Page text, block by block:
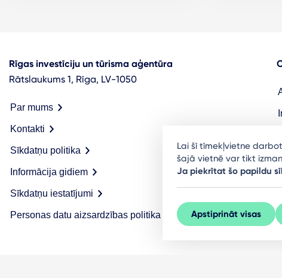
Rīgas investīciju un tūrisma aģentūra
Rātslaukums 1, Rīga, LV-1050
Par mums
Kontakti
Sīkdatņu politika
Informācija gidiem
Sīkdatņu iestatījumi
Personas datu aizsardzības politika
Lai šī tīmekļvietne
šajā vietnē var tikt
Ja piekrītat šo papildu
Apstiprināt visas